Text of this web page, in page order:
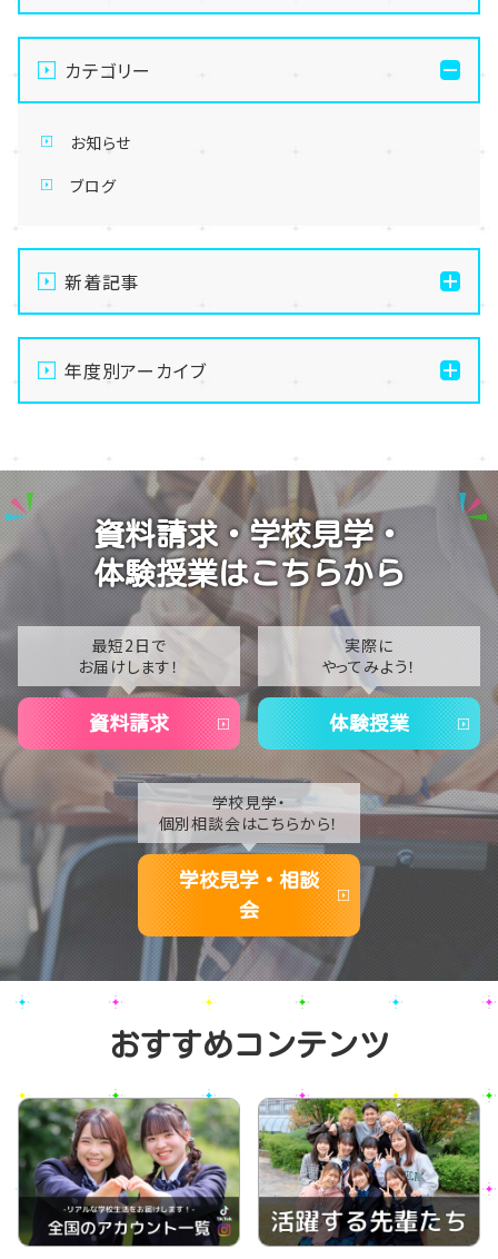
カテゴリー
お知らせ
ブログ
新着記事
通信制高校の学習風景
メイク美容専攻の授業風景
演技の授業風景
Vtuberという表現を学ぶ
年度別アーカイブ
2025
2024
2023
2021
2020
資料請求・学校見学・
体験授業はこちらから
最短2日で
お届けします！
資料請求
実際に
やってみよう！
体験授業
学校見学・
個別相談会はこちらから！
学校見学・相談
会
おすすめコンテンツ